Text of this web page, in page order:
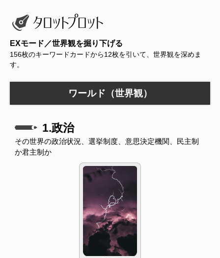
EXモード／世界観を掘り下げる
156枚のキーワードカードから12枚を引いて、世界観を深めま
す。
ワールド（世界観）
1.政治
その世界の政治状況、選挙制度、意思決定機関、民主制
か君主制か